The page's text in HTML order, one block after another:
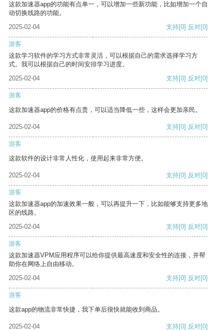
这款加速器app的功能有点单一，可以增加一些新功能，比如增加一个自
动切换线路的功能。
2025-02-04
支持[0] 反对[0]
游客
这款学习软件的学习方式非常灵活，可以根据自己的需求选择学习方
式。我可以根据自己的时间安排学习进度。
2025-02-04
支持[0] 反对[0]
游客
这款加速器app的价格有点贵，可以适当降低一些，这样会更加亲民。
2025-02-04 支持[0] 反对[0]
游客
这款软件的设计非常人性化，使用起来非常方便。
2025-02-04 支持[0] 反对[0]
游客
这款加速器app的加速效果一般，可以再提升一下，比如能够支持更多地
区的线路。
2025-02-04
支持[0] 反对[0]
游客
这款加速器VPM应用程序可以给你提供最高速度和安全性的连接，并帮
助你在网络上自由移动。
2025-02-04
支持[0] 反对[0]
游客
这款app的物流非常快捷，我下单后很快就能收到商品。
2025-02-04 支持[0] 反对[0]